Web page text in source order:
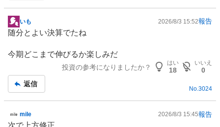
掲
示
記
いも 2026/8/3 15:52報告
随分とよい決算でたね
今期どこまで伸びるか楽しみだ
投資の参考になりましたか？
はい
18
いいえ
0
返信
No.3024
mile 2026/8/3 15:45報告